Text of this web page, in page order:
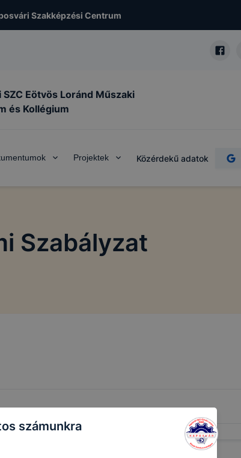
Szakképzési Centrum
SZC Eötvös Loránd Műszaki
és Kollégium
Projektek Közérdekű adatok
Szabályzat
számunkra